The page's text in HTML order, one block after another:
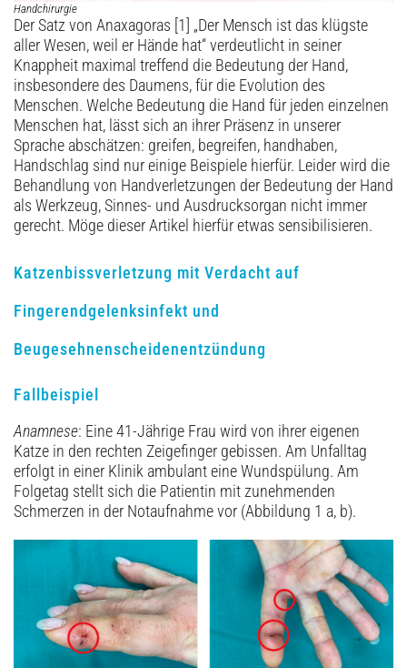
Handchirurgie
Der Satz von Anaxagoras [1] „Der Mensch ist das klügste
aller Wesen, weil er Hände hat“ verdeutlicht in seiner
Knappheit maximal treffend die Bedeutung der Hand,
insbesondere des Daumens, für die Evolution des
Menschen. Welche Bedeutung die Hand für jeden einzelnen
Menschen hat, lässt sich an ihrer Präsenz in unserer
Sprache abschätzen: greifen, begreifen, handhaben,
Handschlag sind nur einige Beispiele hierfür. Leider wird die
Behandlung von Handverletzungen der Bedeutung der Hand
als Werkzeug, Sinnes- und Ausdrucksorgan nicht immer
gerecht. Möge dieser Artikel hierfür etwas sensibilisieren.
Katzenbissverletzung mit Verdacht auf
Fingerendgelenksinfekt und
Beugesehnenscheidenentzündung
Fallbeispiel
Anamnese: Eine 41-Jährige Frau wird von ihrer eigenen
Katze in den rechten Zeigefinger gebissen. Am Unfalltag
erfolgt in einer Klinik ambulant eine Wundspülung. Am
Folgetag stellt sich die Patientin mit zunehmenden
Schmerzen in der Notaufnahme vor (Abbildung 1 a, b).